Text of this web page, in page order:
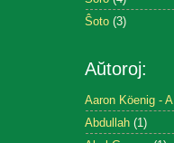
Ŝoto (3)
Aŭtoroj:
Aaron Köenig - A
Abdullah (1)